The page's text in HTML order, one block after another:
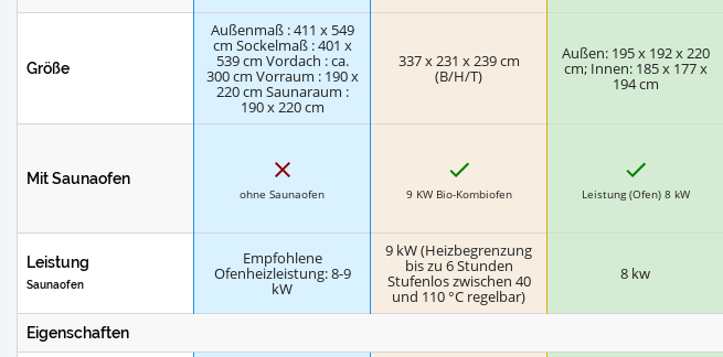
Größe
Außenmaß : 411 x 549
cm Sockelmaß : 401 x
539 cm Vordach : ca.
300 cm Vorraum : 190 x
220 cm Saunaraum :
190 x 220 cm
337 x 231 x 239 cm
(B/H/T)
Außen: 195 x 192 x 220
cm; Innen: 185 x 177 x
194 cm
Mit Saunaofen
i
ohne Saunaofen 9 KW Bio-Kombiofen Leistung (Ofen) 8 kW
Leistung
Saunaofen
Empfohlene
Ofenheizleistung: 8-9
kW
9 kW (Heizbegrenzung
bis zu 6 Stunden
Stufenlos zwischen 40
und 110 °C regelbar)
8 kw
Eigenschaften